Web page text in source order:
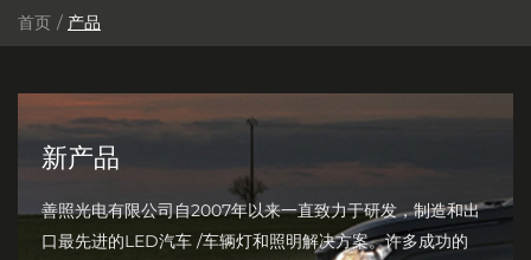
首页 / 产品
新产品
善照光电有限公司自2007年以来一直致力于研发，制造和出
口最先进的LED汽车 /车辆灯和照明解决方案。许多成功的